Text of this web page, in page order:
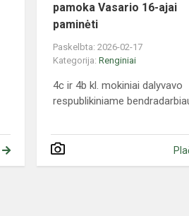
pamoka Vasario 16-ajai
paminėti
Paskelbta: 2026-02-17
Kategorija:Renginiai
4c ir 4b kl. mokiniai dalyvavo
respublikiniame